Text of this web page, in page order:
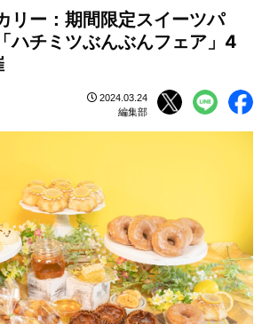
リー：期間限定スイーツパ
ハチミツぶんぶんフェア」4
2024.03.24
編集部